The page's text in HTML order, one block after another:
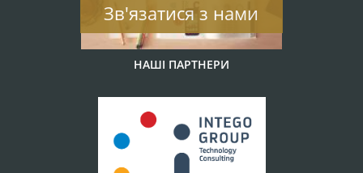
Зв'язатися з нами
НАШІ ПАРТНЕРИ